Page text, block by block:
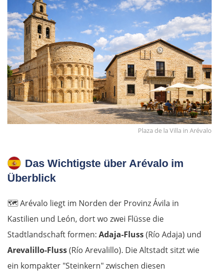
Plaza de la Villa in Arévalo
Das Wichtigste über Arévalo im
Überblick
🗺️Arévalo liegt im Norden der Provinz Ávila in
Kastilien und León, dort wo zwei Flüsse die
Stadtlandschaft formen: Adaja-Fluss(Río Adaja) und
Arevalillo-Fluss(Río Arevalillo). Die Altstadt sitzt wie
ein kompakter "Steinkern" zwischen diesen